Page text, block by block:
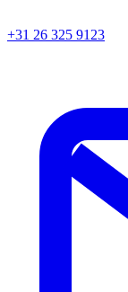
+31 26 325 9123